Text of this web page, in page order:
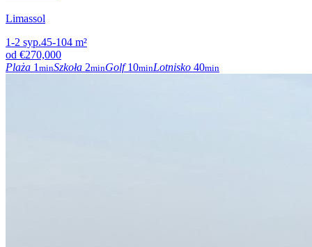
Limassol
1-2 syp.45-104 m²
od €270,000
Plaża 1 minSzkoła 2minGolf 10minLotnisko 40min